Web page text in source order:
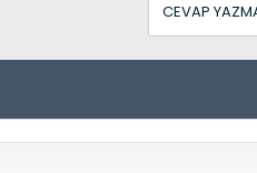
CEVAP